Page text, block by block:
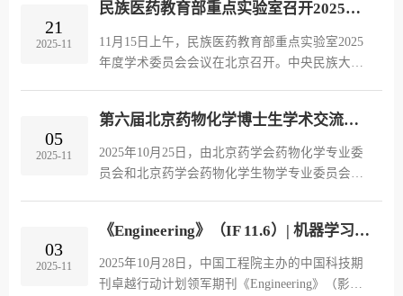
机制研究”获批青年项目立项。
21
2025-11
民族医药教育部重点实验室召开2025年度学术委员会会议
11月15日上午，民族医药教育部重点实验室2025
年度学术委员会会议在北京召开。中央民族大学
究所岳建民院士，实验室学术委员会副主任、中
央民族大学再帕尔·阿不力孜教授，中国医学科学
院药物研究所庾石山研究员，以及来自全国多所
副处长陈笑教授主持。
05
2025-11
第六届北京药物化学博士生学术交流会成功举办┃第五届中医药文化节
2025年10月25日，由北京药学会药物化学专业委
员会和北京药学会药物化学生物学专业委员会联
北京大学、清华大学、军事医学研究院、中国医
学科学院（药物研究所、医药生物技术研究所、
药用植物研究所）、首都医科大学、北京化工大
03
2025-11
《Engineering》（IF 11.6）| 机器学习：王昊团队联合游雪甫、杨信怡团队构建AI模型解析二氢杨梅素抗肺纤维化机制
2025年10月28日，中国工程院主办的中国科技期
刊卓越行动计划领军期刊《Engineering》（影响